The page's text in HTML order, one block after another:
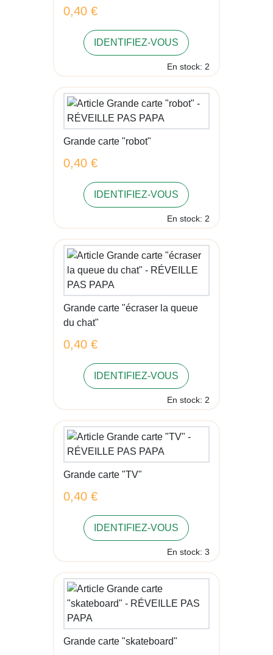
0,40 €
IDENTIFIEZ-VOUS
En stock: 2
Grande carte "robot"
0,40 €
IDENTIFIEZ-VOUS
En stock: 2
Grande carte "écraser la queue
du chat"
0,40 €
IDENTIFIEZ-VOUS
En stock: 2
Grande carte "TV"
0,40 €
IDENTIFIEZ-VOUS
En stock: 3
Grande carte "skateboard"